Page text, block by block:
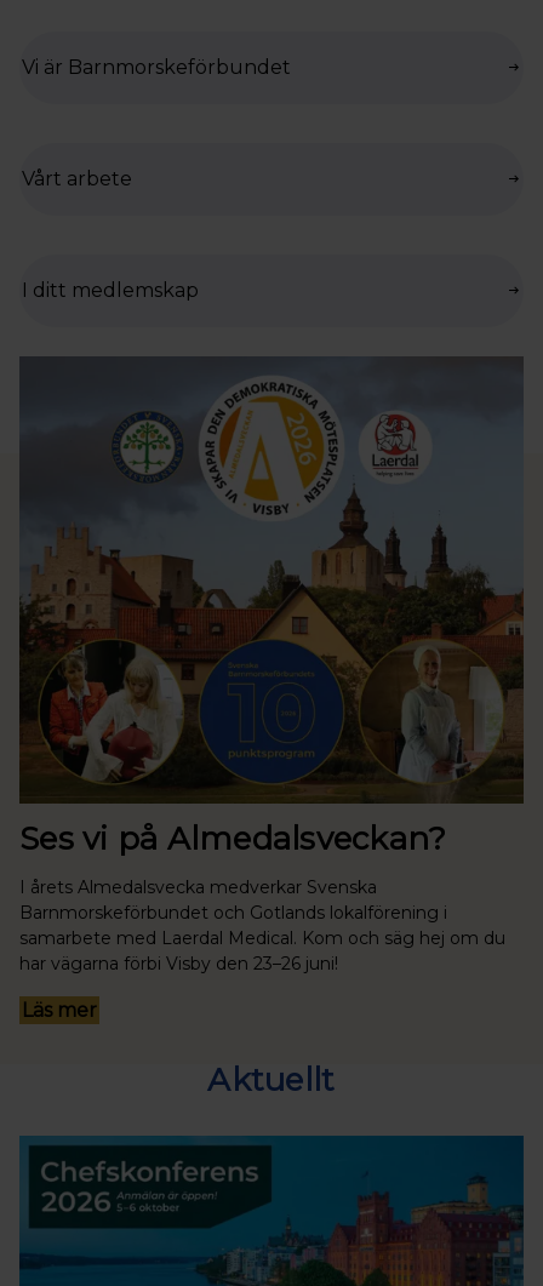
Vi är Barnmorskeförbundet
Vårt arbete
I ditt medlemskap
Ses vi på Almedalsveckan?
I årets Almedalsvecka medverkar Svenska
Barnmorskeförbundet och Gotlands lokalförening i
samarbete med Laerdal Medical. Kom och säg hej om du
har vägarna förbi Visby den 23–26 juni!
Läs mer
Aktuellt